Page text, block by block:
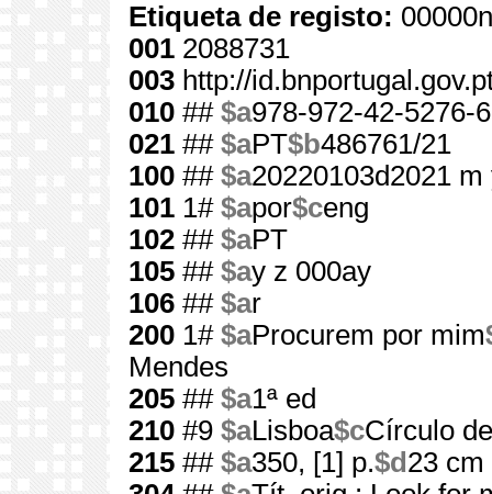
Etiqueta de registo:
001 2088731
003 http://
010 ## $a978-972-42-5276-6
021 ## $aPT$b486761/21
100 ## $a20220103d2021
101 1# $apor$ceng
102 ## $aPT
105 ## $ay z 000ay
106 ## $ar
200 1# $aProcurem por mim
Mendes
205 ## $a1ª ed
210 #9 $aLisboa$cCírculo
215 ## $a350, [1] p.$d 23 cm